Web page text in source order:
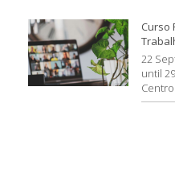
Curso
22
until